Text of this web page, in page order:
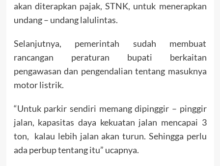
akan diterapkan pajak, STNK, untuk menerapkan
undang – undang lalulintas.
Selanjutnya, pemerintah sudah membuat
rancangan peraturan bupati berkaitan
pengawasan dan pengendalian tentang masuknya
motor listrik.
“Untuk parkir sendiri memang dipinggir – pinggir
jalan, kapasitas daya kekuatan jalan mencapai 3
ton, kalau lebih jalan akan turun. Sehingga perlu
ada perbup tentang itu” ucapnya.